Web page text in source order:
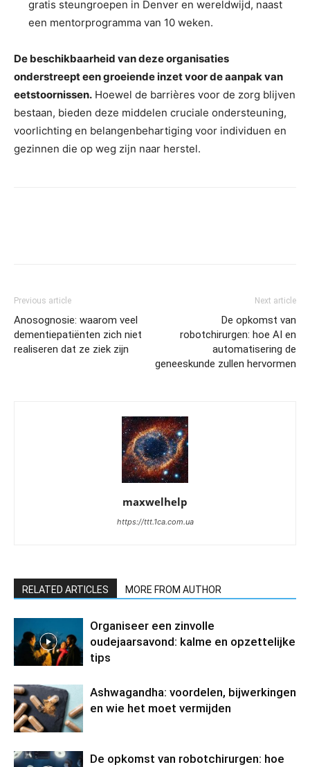
gratis steungroepen in Denver en wereldwijd, naast
een mentorprogramma van 10 weken.
De beschikbaarheid van deze organisaties
onderstreept een groeiende inzet voor de aanpak van
eetstoornissen. Hoewel de barrières voor de zorg blijven
bestaan, bieden deze middelen cruciale ondersteuning,
voorlichting en belangenbehartiging voor individuen en
gezinnen die op weg zijn naar herstel.
Previous article
Anosognosie: waarom veel
dementiepatiënten zich niet
realiseren dat ze ziek zijn
Next article
De opkomst van
robotchirurgen: hoe AI en
automatisering de
geneeskunde zullen hervormen
maxwelhelp
https://ttt.1ca.com.ua
RELATED ARTICLES MORE FROM AUTHOR
Organiseer een zinvolle
oudejaarsavond: kalme en opzettelijke
tips
Ashwagandha: voordelen, bijwerkingen
en wie het moet vermijden
De opkomst van robotchirurgen: hoe